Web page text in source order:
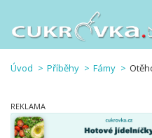
Úvod Příběhy Fámy